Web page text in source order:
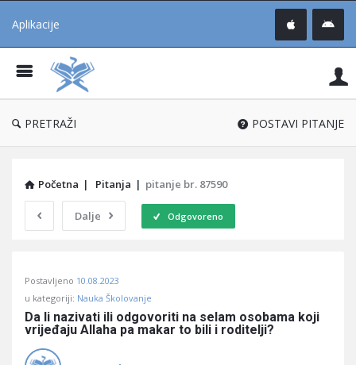
Aplikacije
®
PRETRAŽI POSTAVI PITANJE
Početna | Pitanja | pitanje br. 87590
Dalje Odgovoreno
Učene
Latest
Pitanja
Postavljeno 10.08.2023
u kategoriji: Nauka Školovanje
Da li nazivati ili odgovoriti na selam osobama koji
vrijeđaju Allaha pa makar to bili i roditelji?